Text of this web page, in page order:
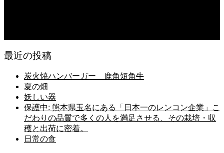
最近の投稿
炭火焼ハンバーガー 鹿角短角牛
夏の畑
妖しい器
保護中: 熊本県玉名にある「日本一のレンコン企業」こ
だわりの品質で多くの人を満足させる、その栽培・収
穫と出荷に密着。
日常の食